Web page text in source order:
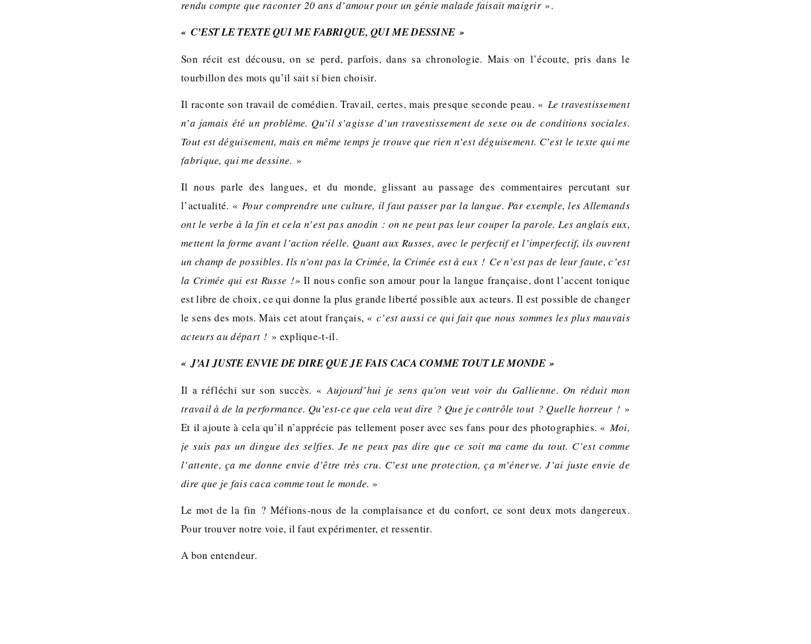
rendu compte que raconter 20 ans d’amour pour un génie malade faisait maigrir ».
« C’EST LE TEXTE QUI ME FABRIQUE, QUI ME DESSINE »
Son récit est décousu, on se perd, parfois, dans sa chronologie. Mais on l’écoute, pris dans le
tourbillon des mots qu’il sait si bien choisir.
Il raconte son travail de comédien. Travail, certes, mais presque seconde peau. « Le travestissement
n’a jamais été un problème. Qu’il s’agisse d’un travestissement de sexe ou de conditions sociales.
Tout est déguisement, mais en même temps je trouve que rien n’est déguisement. C’est le texte qui me
fabrique, qui me dessine. »
Il nous parle des langues, et du monde, glissant au passage des commentaires percutant sur
l’actualité. « Pour comprendre une culture, il faut passer par la langue. Par exemple, les Allemands
ont le verbe à la fin et cela n’est pas anodin : on ne peut pas leur couper la parole. Les anglais eux,
mettent la forme avant l’action réelle. Quant aux Russes, avec le perfectif et l’imperfectif, ils ouvrent
un champ de possibles. Ils n’ont pas la Crimée, la Crimée est à eux ! Ce n’est pas de leur faute, c’est
la Crimée qui est Russe !» Il nous confie son amour pour la langue française, dont l’accent tonique
est libre de choix, ce qui donne la plus grande liberté possible aux acteurs. Il est possible de changer
le sens des mots. Mais cet atout français, «c’est aussi ce qui fait que nous sommes les plus mauvais
acteurs au départ ! » explique-t-il.
« J’AI JUSTE ENVIE DE DIRE QUE JE FAIS CACA COMME TOUT LE MONDE »
Il a réfléchi sur son succès. «Aujourd’hui je sens qu’on veut voir du Gallienne. On réduit mon
travail à de la performance. Qu’est-ce que cela veut dire ? Que je contrôle tout ? Quelle horreur ! »
Et il ajoute à cela qu’il n’apprécie pas tellement poser avec ses fans pour des photographies. «Moi,
je suis pas un dingue des selfies. Je ne peux pas dire que ce soit ma came du tout. C’est comme
l’attente, ça me donne envie d’être très cru. C’est une protection, ça m’énerve. J’ai juste envie de
dire que je fais caca comme tout le monde. »
Le mot de la fin ? Méfions-nous de la complaisance et du confort, ce sont deux mots dangereux.
Pour trouver notre voie, il faut expérimenter, et ressentir.
A bon entendeur.